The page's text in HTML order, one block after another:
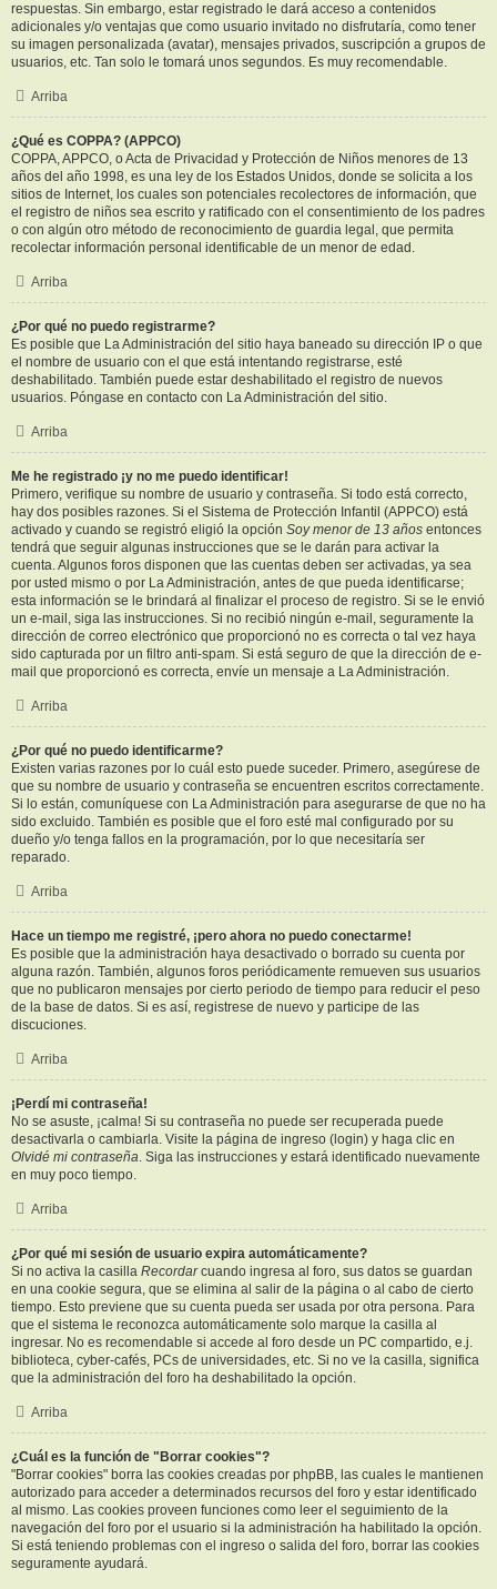
respuestas. Sin embargo, estar registrado le dará acceso a contenidos
adicionales y/o ventajas que como usuario invitado no disfrutaría, como tener
su imagen personalizada (avatar), mensajes privados, suscripción a grupos de
usuarios, etc. Tan solo le tomará unos segundos. Es muy recomendable.
Arriba
¿Qué es COPPA? (APPCO)
COPPA, APPCO, o Acta de Privacidad y Protección de Niños menores de 13
años del año 1998, es una ley de los Estados Unidos, donde se solicita a los
sitios de Internet, los cuales son potenciales recolectores de información, que
el registro de niños sea escrito y ratificado con el consentimiento de los padres
o con algún otro método de reconocimiento de guardia legal, que permita
recolectar información personal identificable de un menor de edad.
Arriba
¿Por qué no puedo registrarme?
Es posible que La Administración del sitio haya baneado su dirección IP o que
el nombre de usuario con el que está intentando registrarse, esté
deshabilitado. También puede estar deshabilitado el registro de nuevos
usuarios. Póngase en contacto con La Administración del sitio.
Arriba
Me he registrado ¡y no me puedo identificar!
Primero, verifique su nombre de usuario y contraseña. Si todo está correcto,
hay dos posibles razones. Si el Sistema de Protección Infantil (APPCO) está
activado y cuando se registró eligió la opción Soy menor de 13 años entonces
tendrá que seguir algunas instrucciones que se le darán para activar la
cuenta. Algunos foros disponen que las cuentas deben ser activadas, ya sea
por usted mismo o por La Administración, antes de que pueda identificarse;
esta información se le brindará al finalizar el proceso de registro. Si se le envió
un e-mail, siga las instrucciones. Si no recibió ningún e-mail, seguramente la
dirección de correo electrónico que proporcionó no es correcta o tal vez haya
sido capturada por un filtro anti-spam. Si está seguro de que la dirección de e-
mail que proporcionó es correcta, envíe un mensaje a La Administración.
Arriba
¿Por qué no puedo identificarme?
Existen varias razones por lo cuál esto puede suceder. Primero, asegúrese de
que su nombre de usuario y contraseña se encuentren escritos correctamente.
Si lo están, comuníquese con La Administración para asegurarse de que no ha
sido excluido. También es posible que el foro esté mal configurado por su
dueño y/o tenga fallos en la programación, por lo que necesitaría ser
reparado.
Arriba
Hace un tiempo me registré, ¡pero ahora no puedo conectarme!
Es posible que la administración haya desactivado o borrado su cuenta por
alguna razón. También, algunos foros periódicamente remueven sus usuarios
que no publicaron mensajes por cierto periodo de tiempo para reducir el peso
de la base de datos. Si es así, registrese de nuevo y participe de las
discuciones.
Arriba
¡Perdí mi contraseña!
No se asuste, ¡calma! Si su contraseña no puede ser recuperada puede
desactivarla o cambiarla. Visite la página de ingreso (login) y haga clic en
Olvidé mi contraseña. Siga las instrucciones y estará identificado nuevamente
en muy poco tiempo.
Arriba
¿Por qué mi sesión de usuario expira automáticamente?
Si no activa la casilla Recordarcuando ingresa al foro, sus datos se guardan
en una cookie segura, que se elimina al salir de la página o al cabo de cierto
tiempo. Esto previene que su cuenta pueda ser usada por otra persona. Para
que el sistema le reconozca automáticamente solo marque la casilla al
ingresar. No es recomendable si accede al foro desde un PC compartido, e.j.
biblioteca, cyber-cafés, PCs de universidades, etc. Si no ve la casilla, significa
que la administración del foro ha deshabilitado la opción.
Arriba
¿Cuál es la función de "Borrar cookies"?
"Borrar cookies" borra las cookies creadas por phpBB, las cuales le mantienen
autorizado para acceder a determinados recursos del foro y estar identificado
al mismo. Las cookies proveen funciones como leer el seguimiento de la
navegación del foro por el usuario si la administración ha habilitado la opción.
Si está teniendo problemas con el ingreso o salida del foro, borrar las cookies
seguramente ayudará.